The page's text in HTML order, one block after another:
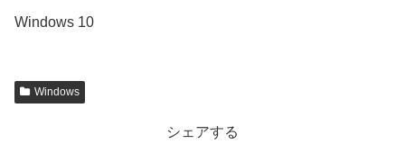
Windows 10
Windows
シェアする